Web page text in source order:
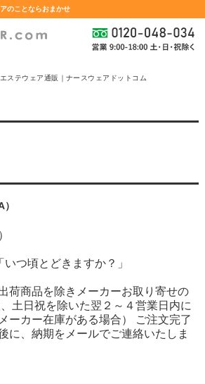
のことならおまかせ
ステウェア通販｜ナースウェアドットコム
つ頃とどきますか？」
荷商品を除きメーカーお取り寄せの
土日祝を除いた翌２～４営業日内に
ーカー在庫がある場合） ご注文完了
に、納期をメールでご連絡いたしま